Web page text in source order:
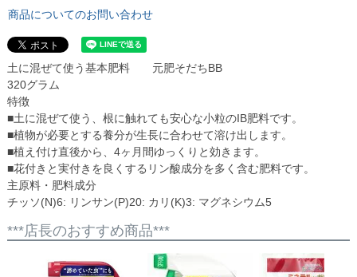
商品についてのお問い合わせ
土に混ぜて使う基本肥料 元肥そだちBB
320グラム
特徴
■土に混ぜて使う、根に触れても安心な小粒のIB肥料です。
■植物が必要とする養分が生長に合わせて溶け出します。
■植え付け直後から、4ヶ月間ゆっくりと効きます。
■花付きと実付きを良くするリン酸成分を多く含む肥料です。
主原料・肥料成分
チッソ(N)6: リンサン(P)20: カリ(K)3: マグネシウム5
***店長のおすすめ商品***